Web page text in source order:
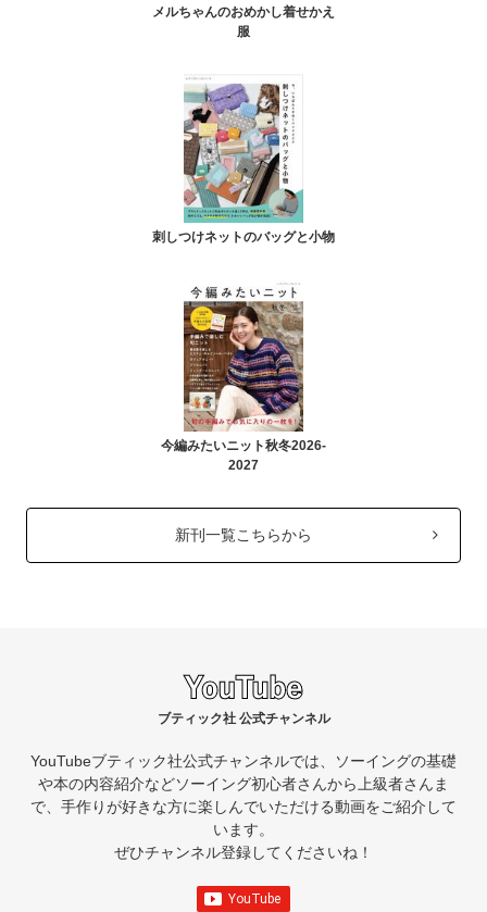
メルちゃんのおめかし着せかえ
服
刺しつけネットのバッグと小物
今編みたいニット秋冬2026-
2027
新刊一覧こちらから
ブティック社 公式チャンネル
YouTubeブティック社公式チャンネルでは、ソーイングの基礎
や本の内容紹介などソーイング初心者さんから上級者さんま
で、手作りが好きな方に楽しんでいただける動画をご紹介して
います。
ぜひチャンネル登録してくださいね！